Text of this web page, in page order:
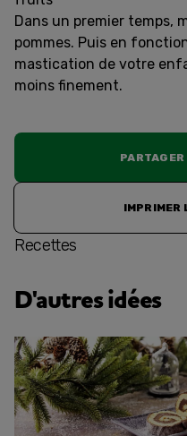
Dans un premier temps,
pommes. Puis en
mastication de votre
moins finement.
IMPRIMER
Recettes
D'autres idées